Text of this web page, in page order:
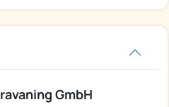
GmbH